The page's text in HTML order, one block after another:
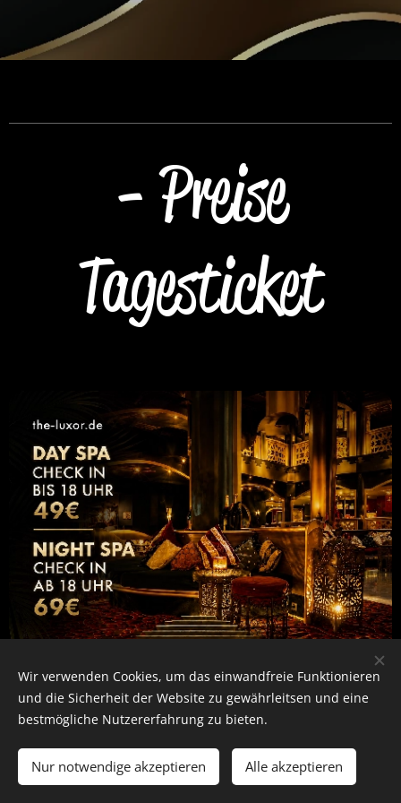
-Preise
Tagesticket
Wir verwenden Cookies, um das einwandfreie Funktionieren
und die Sicherheit der Website zu gewährleitsen und eine
bestmögliche Nutzererfahrung zu bieten.
Nur notwendige akzeptieren Alle akzeptieren